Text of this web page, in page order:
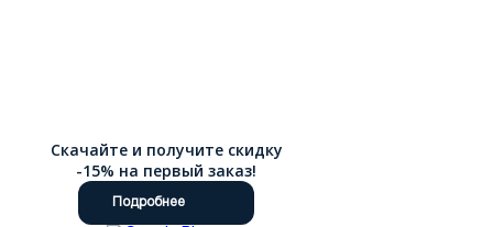
Скачайте и получите скидку
-15% на первый заказ!
Подробнее